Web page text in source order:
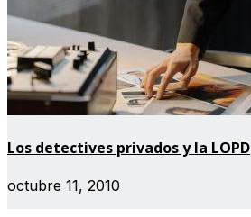
Los detectives privados y la LOPD
octubre 11, 2010